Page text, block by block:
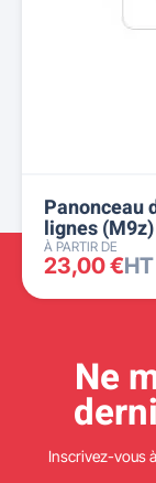
Panonceau
lignes (M9z)
À PARTIR DE
23,00 €HT
Ne
Inscrivez-vous